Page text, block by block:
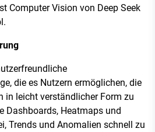
Computer Vision von Deep Seek
die es Nutzern ermöglichen, die
in leicht verständlicher Form zu
Dashboards, Heatmaps und
Trends und Anomalien schnell zu